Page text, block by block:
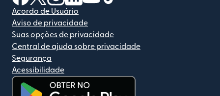
Acordo de Usuário
Aviso de privacidade
Suas opções de privacidade
Central de ajuda sobre privacidade
Segurança
Acessibilidade